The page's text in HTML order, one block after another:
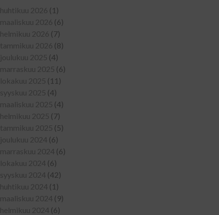
huhtikuu 2026
(1)
maaliskuu 2026
(6)
helmikuu 2026
(7)
tammikuu 2026
(8)
joulukuu 2025
(4)
marraskuu 2025
(6)
lokakuu 2025
(11)
syyskuu 2025
(4)
maaliskuu 2025
(4)
helmikuu 2025
(7)
tammikuu 2025
(5)
joulukuu 2024
(6)
marraskuu 2024
(6)
lokakuu 2024
(6)
syyskuu 2024
(42)
huhtikuu 2024
(1)
maaliskuu 2024
(9)
helmikuu 2024
(6)